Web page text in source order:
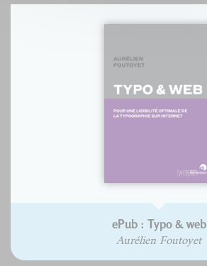
ePub : Typo & web
Aurélien Foutoyet